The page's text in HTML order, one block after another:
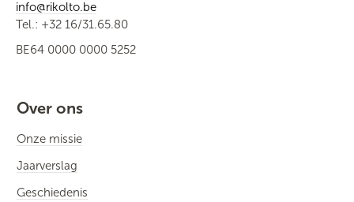
info@rikolto.be
Tel.: +32 16/31.65.80
BE64 0000 0000 5252
Over ons
Onze missie
Jaarverslag
Geschiedenis